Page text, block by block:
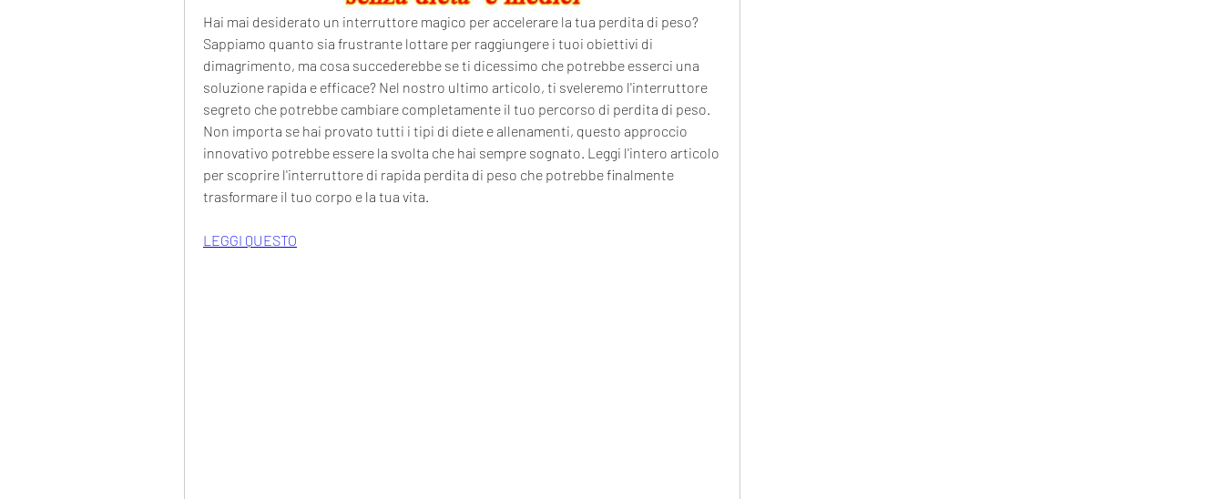
Hai mai desiderato un interruttore magico per accelerare la tua perdita di peso?
Sappiamo quanto sia frustrante lottare per raggiungere i tuoi obiettivi di
dimagrimento, ma cosa succederebbe se ti dicessimo che potrebbe esserci una
soluzione rapida e efficace? Nel nostro ultimo articolo, ti sveleremo l'interruttore
segreto che potrebbe cambiare completamente il tuo percorso di perdita di peso.
Non importa se hai provato tutti i tipi di diete e allenamenti, questo approccio
innovativo potrebbe essere la svolta che hai sempre sognato. Leggi l'intero articolo
per scoprire l'interruttore di rapida perdita di peso che potrebbe finalmente
trasformare il tuo corpo e la tua vita.
LEGGI QUESTO